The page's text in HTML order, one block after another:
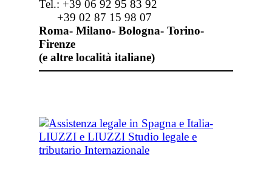
Tel.: +39 06 92 95 83 92
+39 02 87 15 98 07
Roma- Milano- Bologna- Torino-
Firenze
(e altre località italiane)